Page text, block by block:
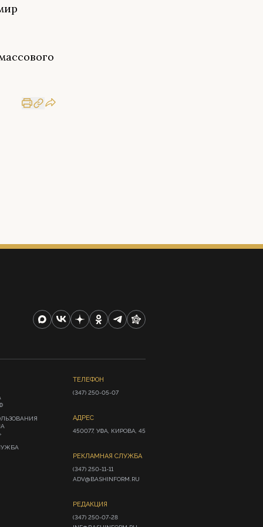
ТЕЛЕФОН
(347) 250-05-07
АДРЕС
450077, УФА, КИРОВА, 45
РЕКЛАМНАЯ СЛУЖБА
(347) 250-11-11
ADV@BASHINFORM.RU
РЕДАКЦИЯ
(347) 250-07-28